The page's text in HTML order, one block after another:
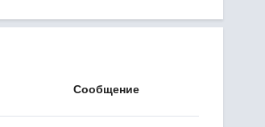
Сообщение